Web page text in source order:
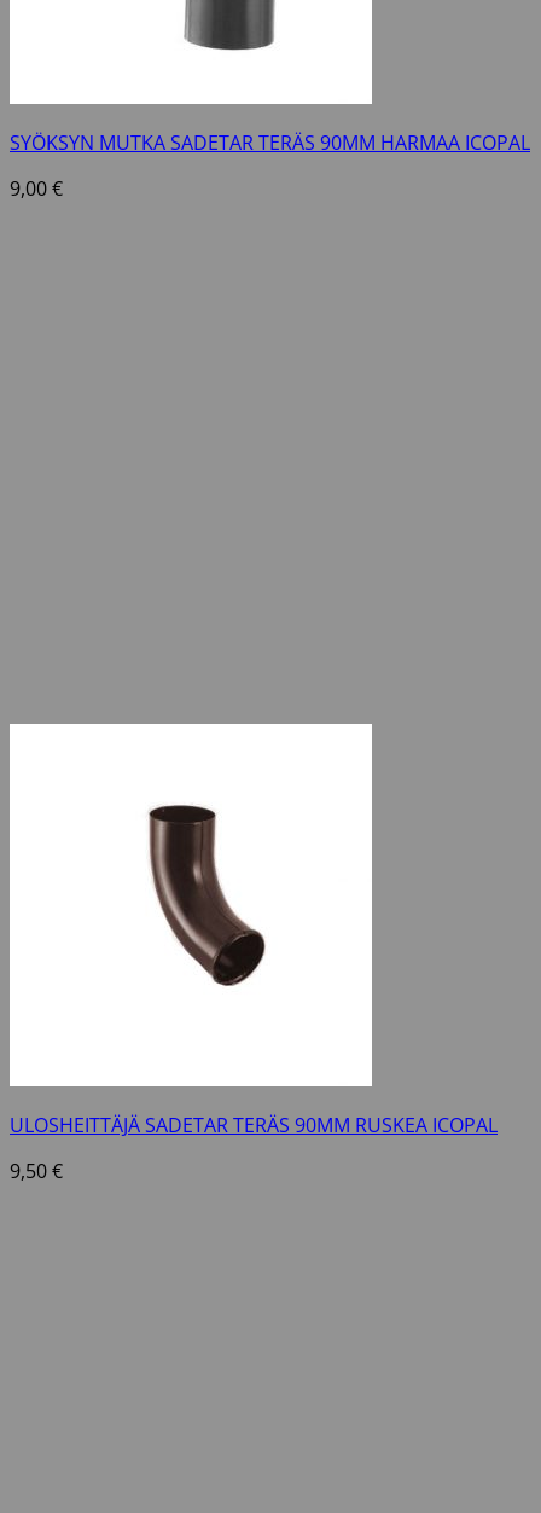
SYÖKSYN MUTKA SADETAR TERÄS 90MM HARMAA ICOPAL
9,00€
ULOSHEITTÄJÄ SADETAR TERÄS 90MM RUSKEA ICOPAL
9,50€